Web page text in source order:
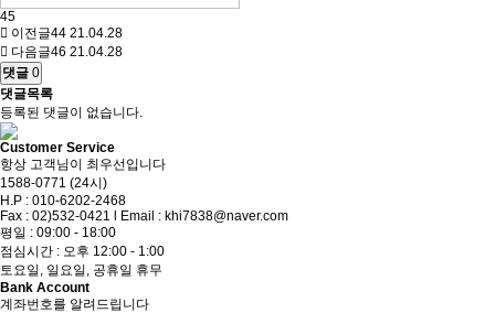
45
이전글44 21.04.28
다음글46 21.04.28
댓글 0
댓글목록
등록된 댓글이 없습니다.
Customer Service
항상 고객님이 최우선입니다
1588-0771 (24시)
H.P : 010-6202-2468
Fax : 02)532-0421 l Email : khi7838@naver.com
평일 : 09:00 - 18:00
점심시간 : 오후 12:00 - 1:00
토요일, 일요일, 공휴일 휴무
Bank Account
계좌번호를 알려드립니다